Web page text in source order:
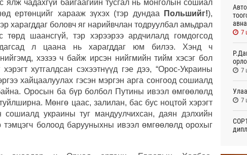
чадахгүй байгаагийн тусгал нь монголын сошиал
ертөнцийг харааж зүхэх (тэр дундаа
Польшийг!),
харагддаг боловч яг нарийвчлан тодруулбал амьдрал
шаансгүй, тэр хэрээрээ ардчилалд гомдогсод
л цаана нь харагддаг юм билээ. Хэнд ч
хэзээ ч байж ирсэн нийгмийн тийм хэсэг бол
хутгалдсан сэхээтнүүд гэе дээ, “Орос-Украины
хайцаалуулах гэсэн мэргэн арга сонгоод сошиалд
Оросын ба бүр болбол Путины ивээл өмгөөлөлд
Мөнгө цаас, залилан, бас бус ноцтой хэрэгт
сошиалд украины туг мандуулчихсан, даян дэлхийн
тэмцэгч болоод барууныхны ивээл өмгөөлөлд орохыг
авна
7
7
7